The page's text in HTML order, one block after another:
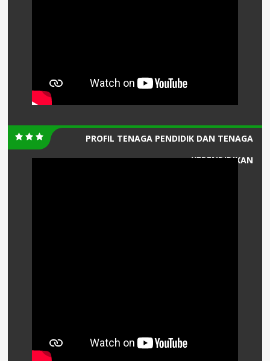
PROFIL TENAGA PENDIDIK DAN TENAGA
KEPENDIDIKAN